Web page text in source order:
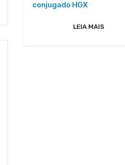
conjugado HGX
LEIA MAIS